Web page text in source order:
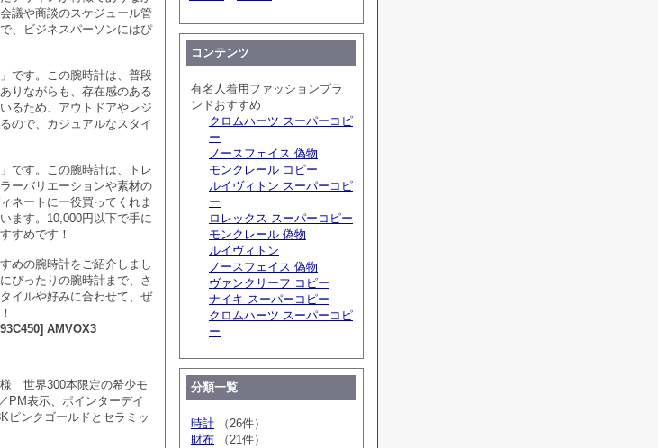
議や商談のスケジュール管
、ビジネスパーソンにはぴ
です。この腕時計は、普段
りながらも、存在感のある
るため、アウトドアやレジ
ので、カジュアルなスタイ
です。この腕時計は、トレ
ーバリエーションや素材の
ネートに一役買ってくれま
ます。10,000円以下で手に
すめです！
めの腕時計をご紹介しまし
ぴったりの腕時計まで、さ
イルや好みに合わせて、ぜ
AMVOX3
様 世界300本限定の希少モ
表示、ポインターデイ
ピンクゴールドとセラミッ
コンテンツ
有名人着用ファッションブラ
ンドおすすめ
クロムハーツ スーパーコピ
ー
ノースフェイス 偽物
モンクレール コピー
ルイヴィトン スーパーコピ
ー
ロレックス スーパーコピー
モンクレール 偽物
ルイヴィトン
ノースフェイス 偽物
ヴァンクリーフ コピー
ナイキ スーパーコピー
クロムハーツ スーパーコピ
ー
分類一覧
時計 （26件）
財布 （21件）